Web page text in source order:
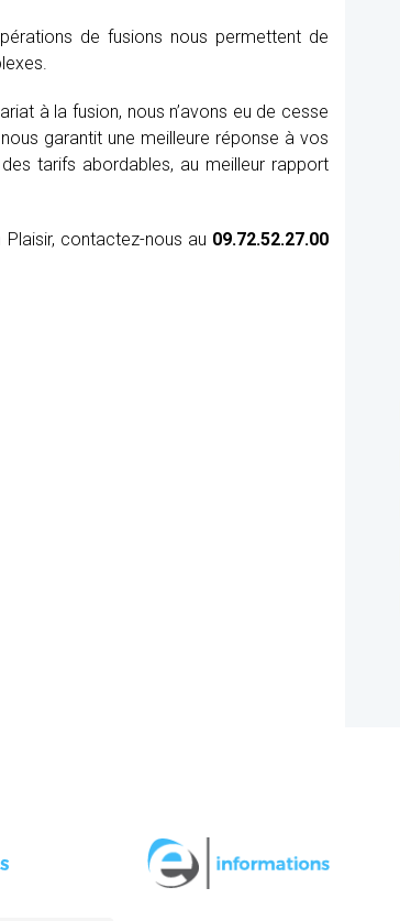
de fusions nous permettent de
à la fusion, nous n’avons eu de cesse
garantit une meilleure réponse à vos
tarifs abordables, au meilleur rapport
contactez-nous au 09.72.52.27.00